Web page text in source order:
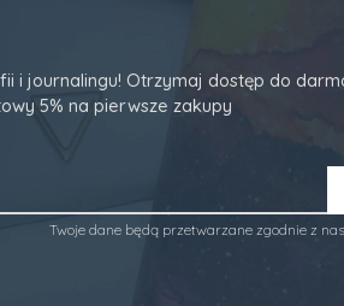
i journalingu! Otrzymaj dostęp do
5% na pierwsze zakupy
Twoje dane będą przetwarzane zgodnie z